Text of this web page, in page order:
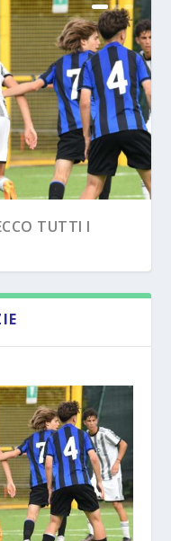
TUTTI I
U17
L’UNDER 15